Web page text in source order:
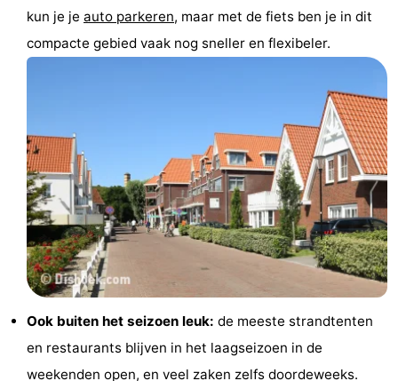
kun je je auto parkeren, maar met de fiets ben je in dit
compacte gebied vaak nog sneller en flexibeler.
Ook buiten het seizoen leuk: de meeste strandtenten
en restaurants blijven in het laagseizoen in de
weekenden open, en veel zaken zelfs doordeweeks.